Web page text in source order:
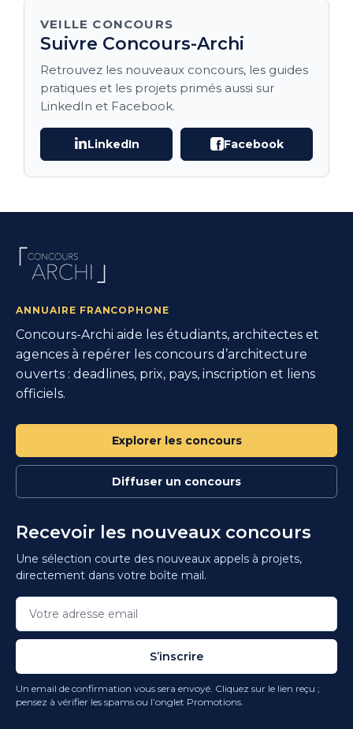
VEILLE CONCOURS
Suivre Concours-Archi
Retrouvez les nouveaux concours, les guides
pratiques et les projets primés aussi sur
LinkedIn et Facebook.
LinkedIn Facebook
ANNUAIRE FRANCOPHONE
Concours-Archi aide les étudiants, architectes et
agences à repérer les concours d’architecture
ouverts : deadlines, prix, pays, inscription et liens
officiels.
Explorer les concours
Diffuser un concours
Recevoir les nouveaux concours
Une sélection courte des nouveaux appels à projets,
directement dans votre boîte mail.
S’inscrire
Un email de confirmation vous sera envoyé. Cliquez sur le lien reçu ;
pensez à vérifier les spams ou l’onglet Promotions.